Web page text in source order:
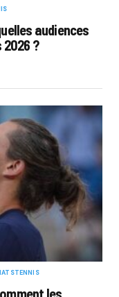
audiences
?
TENNIS
les